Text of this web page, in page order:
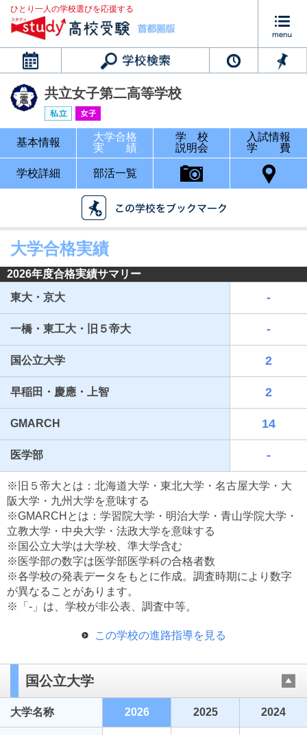
ひとり一人の学校選びを応援する
カレンダー
最近見た学校
共立女子第二高等学校
ブックマークした学校
ブックマークした学校はありません
共立女子第二高等学校
基本情報
大学合格
実 績
学 校
説明会
入試情報
学 費
学校詳細 部活一覧
大学合格実績
2026年度合格実績サマリー
東大・京大
-
一橋・東工大・旧５帝大 -
国公立大学 2
早稲田・慶應・上智 2
GMARCH 14
医学部 -
※旧５帝大とは：北海道大学・東北大学・名古屋大学・大
阪大学・九州大学を意味する
※GMARCHとは：学習院大学・明治大学・青山学院大学・
立教大学・中央大学・法政大学を意味する
※国公立大学は大学校、準大学含む
※医学部の数字は医学部医学科の合格者数
※各学校の発表データをもとに作成。調査時期により数字
が異なることがあります。
※「-」は、学校が非公表、調査中等。
この学校の進路指導を見る
国公立大学
大学名称 2026 2025 2024